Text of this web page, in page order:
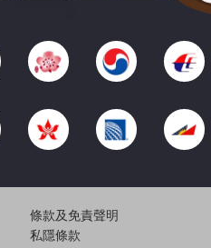
條款及免責聲明
私隱條款